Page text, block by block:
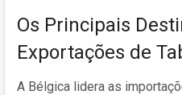
Os Principais
Exportações de
A Bélgica lidera as